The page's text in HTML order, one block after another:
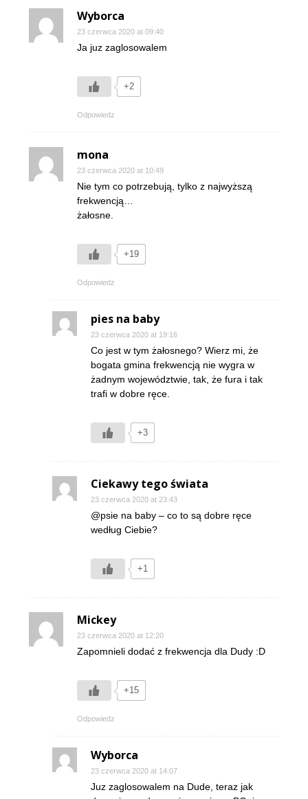
Wyborca
23 czerwca 2020 at 09:40
Ja juz zaglosowalem
+2
Odpowiedz
mona
23 czerwca 2020 at 10:49
Nie tym co potrzebują, tylko z najwyższą
frekwencją…
żałosne.
+19
Odpowiedz
pies na baby
23 czerwca 2020 at 19:16
Co jest w tym żałosnego? Wierz mi, że
bogata gmina frekwencją nie wygra w
żadnym województwie, tak, że fura i tak
trafi w dobre ręce.
+3
Ciekawy tego świata
23 czerwca 2020 at 23:43
@psie na baby – co to są dobre ręce
według Ciebie?
+1
Mickey
23 czerwca 2020 at 12:20
Zapomnieli dodać z frekwencja dla Dudy :D
+15
Odpowiedz
Wyborca
23 czerwca 2020 at 14:07
Juz zaglosowalem na Dude, teraz jak